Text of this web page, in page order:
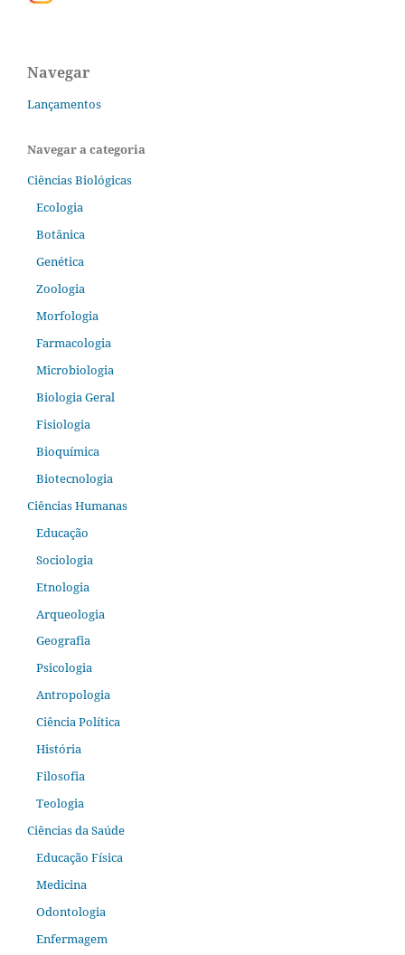
Navegar
Lançamentos
Navegar a categoria
Ciências Biológicas
Ecologia
Botânica
Genética
Zoologia
Morfologia
Farmacologia
Microbiologia
Biologia Geral
Fisiologia
Bioquímica
Biotecnologia
Ciências Humanas
Educação
Sociologia
Etnologia
Arqueologia
Geografia
Psicologia
Antropologia
Ciência Política
História
Filosofia
Teologia
Ciências da Saúde
Educação Física
Medicina
Odontologia
Enfermagem